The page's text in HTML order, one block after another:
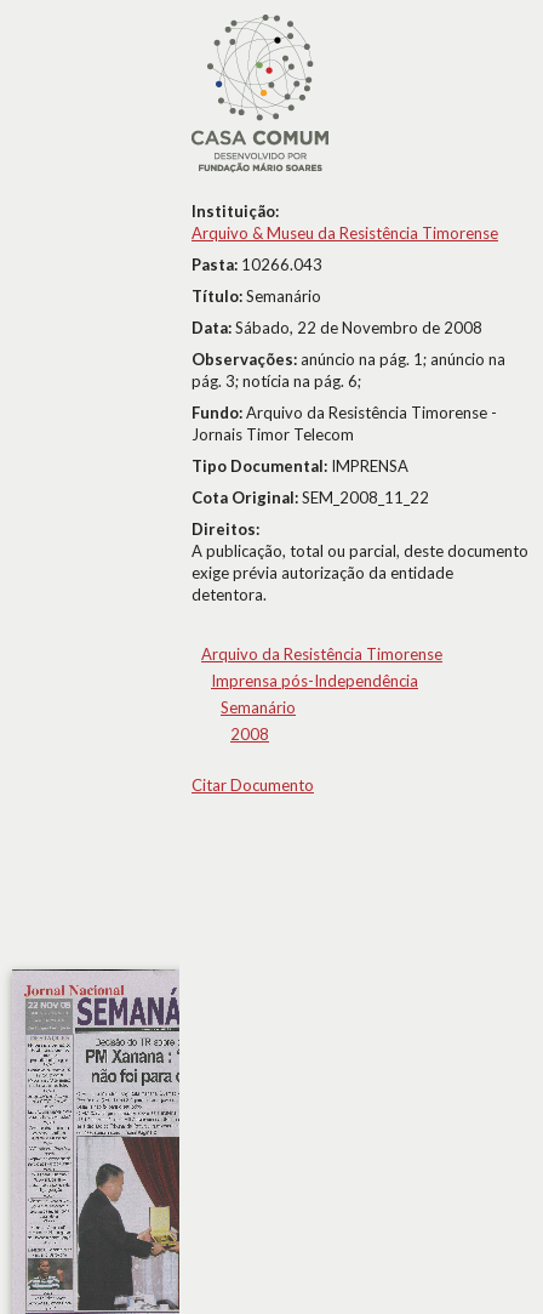
Instituição:
Arquivo & Museu da Resistência Timorense
Pasta: 10266.043
Título:Semanário
Data:Sábado, 22 de Novembro de 2008
Observações:anúncio na pág. 1; anúncio na
pág. 3; notícia na pág. 6;
Fundo:Arquivo da Resistência Timorense -
Jornais Timor Telecom
Tipo Documental: IMPRENSA
Cota Original:SEM_2008_11_22
Direitos:
A publicação, total ou parcial, deste documento
exige prévia autorização da entidade
detentora.
Arquivo da Resistência Timorense
Imprensa pós-Independência
Semanário
2008
Citar Documento